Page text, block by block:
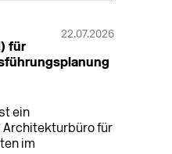
22.07.2026
für
ein
für
im